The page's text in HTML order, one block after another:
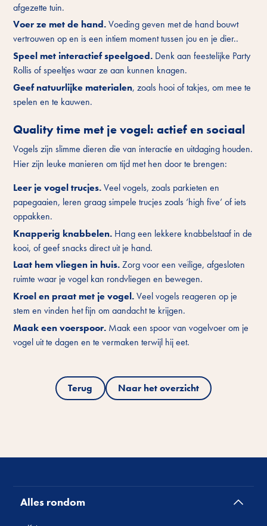
afgezette tuin.
Voer ze met de hand. Voedinggeven met de hand bouwt
vertrouwen op en is een intiem moment tussen jou en je dier..
Speel met interactief speelgoed. Denk aan feestelijke Party
Rollis of speeltjes waar ze aan kunnen knagen.
Geef natuurlijke materialen, zoals hooi of takjes, om mee te
spelen en te kauwen.
Quality time met je vogel: actief en sociaal
Vogels zijn slimme dieren die van interactie en uitdaging houden.
Hier zijn leuke manieren om tijd met hen door te brengen:
Leer je vogel trucjes.Veel vogels, zoals parkieten en
papegaaien, leren graag simpele trucjes zoals ‘high five’ of iets
oppakken.
Knapperig knabbelen. Hang een lekkere knabbelstaaf in de
kooi, of geef snacks direct uit je hand.
Laat hem vliegen in huis.Zorg voor een veilige, afgesloten
ruimte waar je vogel kan rondvliegen en bewegen.
Kroel en praat met je vogel.Veel vogels reageren op je
stem en vinden het fijn om aandacht te krijgen.
Maak een voerspoor. Maak een spoor vanvogelvoerom je
vogel uit te dagen en te vermaken terwijl hij eet.
Terug Naar het overzicht
Alles rondom